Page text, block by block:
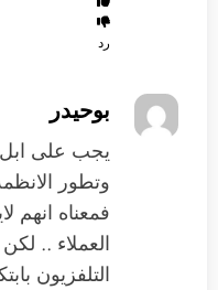
رد
بوحيدر
يجب على
وتطور
فمعناه انهم
العملاء ..
التلفزيون